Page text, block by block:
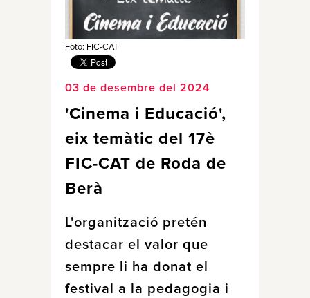
Qui Som
Foto: FIC-CAT
03 de desembre del 2024
'Cinema i Educació',
eix temàtic del 17è
FIC-CAT de Roda de
Berà
L'organització pretén
destacar el valor que
sempre li ha donat el
festival a la pedagogia i